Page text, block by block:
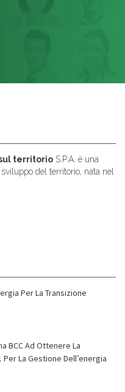
territorio S.P.A. è una
del territorio, nata nel
Per La Transizione
BCC Ad Ottenere La
La Gestione Dell’energia